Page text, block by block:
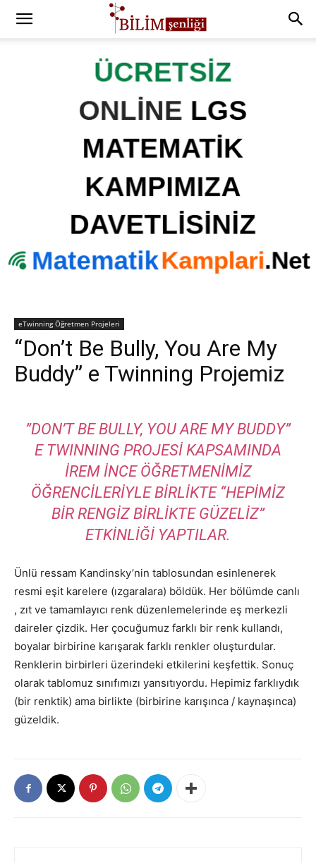
eTwinning Öğretmen Projeleri
“Don’t Be Bully, You Are My
Buddy” e Twinning Projemiz
”DON’T BE BULLY, YOU ARE MY BUDDY”
E TWINNING PROJESI KAPSAMINDA
İREM İNCE ÖĞRETMENIMIZ
ÖĞRENCILERIYLE BIRLIKTE “HEPIMIZ
BIR RENGIZ BIRLIKTE GÜZELIZ”
ETKINLIĞI YAPTILAR.
Ünlü ressam Kandinsky’nin tablosundan esinlenerek
resmi eşit karelere (ızgaralara) böldük. Her bölümde canlı
, zıt ve tamamlayıcı renk düzenlemelerinde eş merkezli
daireler çizdik. Her çocuğumuz farklı bir renk kullandı,
boyalar birbirine karışarak farklı renkler oluşturdular.
Renklerin birbirleri üzerindeki etkilerini keşfettik. Sonuç
olarak tablomuz sınıfımızı yansıtıyordu. Hepimiz farklıydık
(bir renktik) ama birlikte (birbirine karışınca / kaynaşınca)
güzeldik.